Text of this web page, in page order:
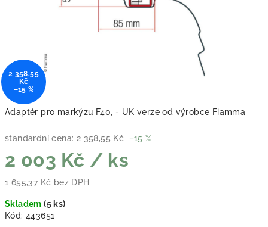
Adaptér pro markýzu F40, - UK verze od výrobce Fiamma
standardní cena: 2 358,55 Kč –15 %
2 003 Kč / ks
1 655,37 Kč bez DPH
Skladem(5 ks)
Kód: 443651
2 358,55
Kč
–15 %